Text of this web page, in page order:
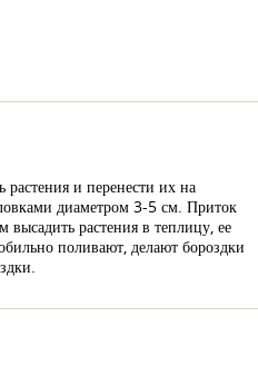
растения и перенести их на
диаметром 3-5 см. Приток
растения в теплицу, ее
поливают, делают бороздки